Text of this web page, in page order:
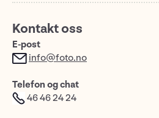
Kontakt oss
E-post
info@foto.no
Telefon og chat
46 46 24 24